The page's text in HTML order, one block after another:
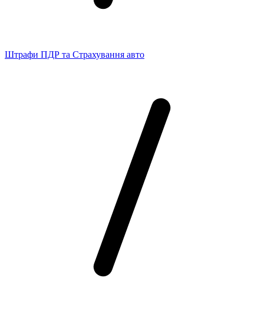
Штрафи ПДР та Страхування авто